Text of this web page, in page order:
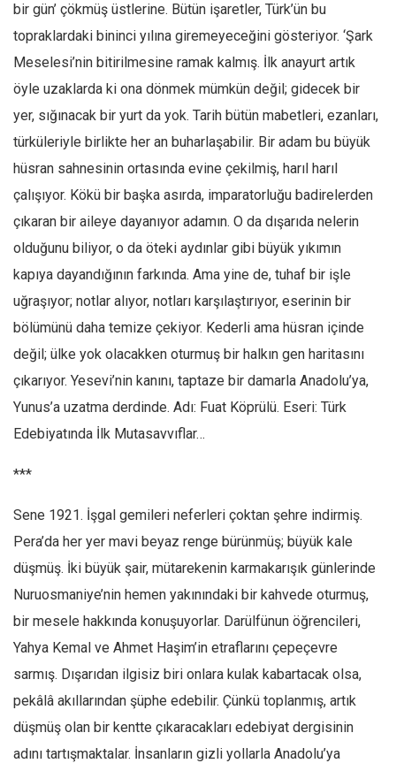
YouTube
Editörden
Kemal Özer
Mahmut Toptaş
Yvonne Ridley
Barış Tarımcıoğlu
Ömer Kayani
Yusuf Armağan
Hasanali Yıldırım
Leyla Şerif Emin
Abir E. Nahas
Amina S. Jenenkovic
» Yazar arşivi
Bu Sayı
Tüm Sayılar
Kategoriler
Kültür Sanat
Kitap
Karisi kitap sualleri
7 soruda bu hafta
Ekonomi
bir gün’ çökmüş üstlerine. Bütün işaretler, Türk’ün bu
topraklardaki bininci yılına giremeyeceğini gösteriyor. ‘Şark
Meselesi’nin bitirilmesine ramak kalmış. İlk anayurt artık
öyle uzaklarda ki ona dönmek mümkün değil; gidecek bir
yer, sığınacak bir yurt da yok. Tarih bütün mabetleri, ezanları,
türküleriyle birlikte her an buharlaşabilir. Bir adam bu büyük
hüsran sahnesinin ortasında evine çekilmiş, harıl harıl
çalışıyor. Kökü bir başka asırda, imparatorluğu badirelerden
çıkaran bir aileye dayanıyor adamın. O da dışarıda nelerin
olduğunu biliyor, o da öteki aydınlar gibi büyük yıkımın
kapıya dayandığının farkında. Ama yine de, tuhaf bir işle
uğraşıyor; notlar alıyor, notları karşılaştırıyor, eserinin bir
bölümünü daha temize çekiyor. Kederli ama hüsran içinde
değil; ülke yok olacakken oturmuş bir halkın gen haritasını
çıkarıyor. Yesevi’nin kanını, taptaze bir damarla Anadolu’ya,
Yunus’a uzatma derdinde. Adı: Fuat Köprülü. Eseri: Türk
Edebiyatında İlk Mutasavvıflar…
***
Sene 1921. İşgal gemileri neferleri çoktan şehre indirmiş.
Pera’da her yer mavi beyaz renge bürünmüş; büyük kale
düşmüş. İki büyük şair, mütarekenin karmakarışık günlerinde
Nuruosmaniye’nin hemen yakınındaki bir kahvede oturmuş,
bir mesele hakkında konuşuyorlar. Darülfünun öğrencileri,
Yahya Kemal ve Ahmet Haşim’in etraflarını çepeçevre
sarmış. Dışarıdan ilgisiz biri onlara kulak kabartacak olsa,
pekâlâ akıllarından şüphe edebilir. Çünkü toplanmış, artık
düşmüş olan bir kentte çıkaracakları edebiyat dergisinin
adını tartışmaktalar. İnsanların gizli yollarla Anadolu’ya